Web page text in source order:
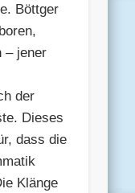
Böttger
– jener
der
Dieses
dass die
Klänge